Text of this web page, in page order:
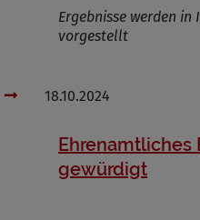
Ergebnisse werden
vorgestellt
18.10.2024
Ehrenamtliches
gewürdigt